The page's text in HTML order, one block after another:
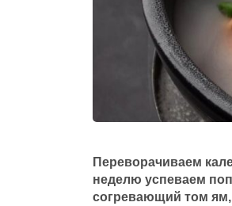
Переворачиваем
неделю успеваем
согревающий том ям,